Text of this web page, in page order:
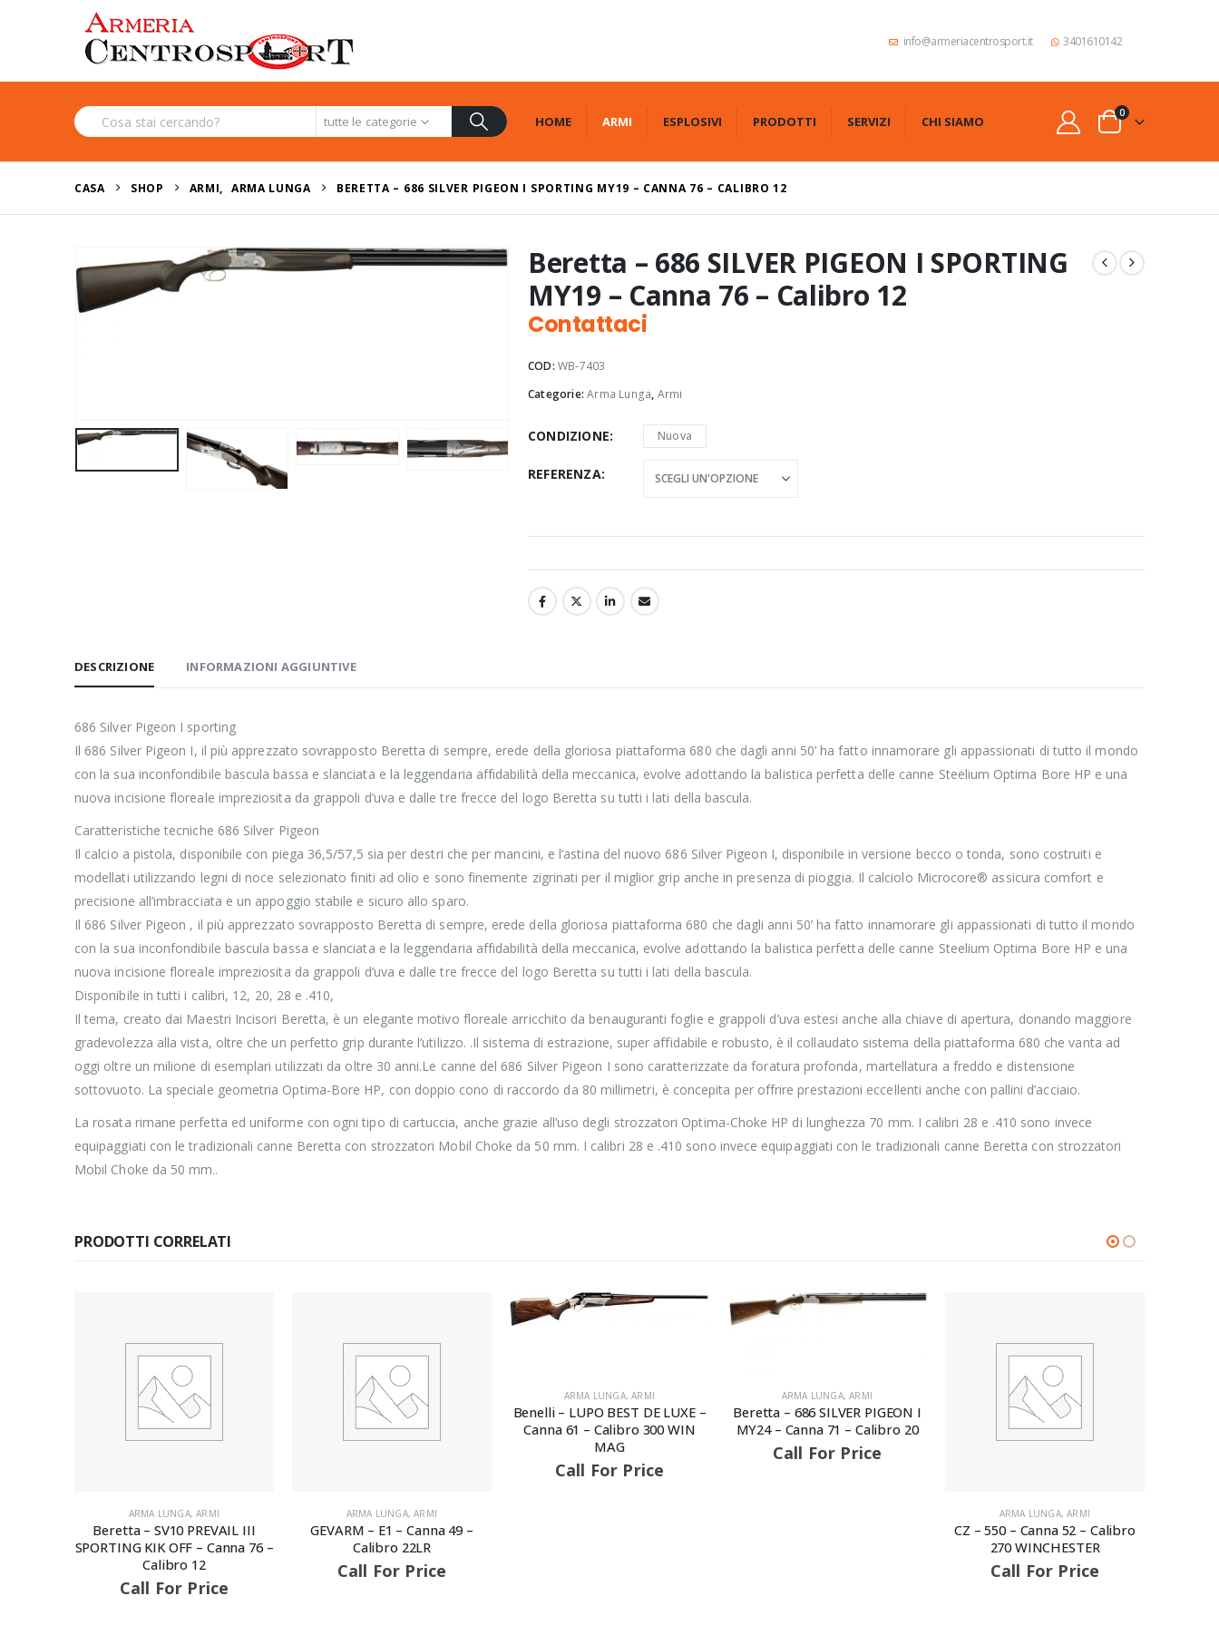
info@armeriacentrosport.it 3401610142
tutte le categorie HOME ARMI ESPLOSIVI PRODOTTI SERVIZI CHI SIAMO
0
CASA SHOP ARMI, ARMA LUNGA BERETTA – 686 SILVER PIGEON I SPORTING MY19 – CANNA 76 – CALIBRO 12
Beretta – 686 SILVER PIGEON I SPORTING
MY19 – Canna 76 – Calibro 12
Contattaci
COD: WB-7403
Categorie:Arma Lunga, Armi
CONDIZIONE Nuova
REFERENZA
DESCRIZIONE INFORMAZIONI AGGIUNTIVE
686 Silver Pigeon I sporting
Il 686 Silver Pigeon I, il più apprezzato sovrapposto Beretta di sempre, erede della gloriosa piattaforma 680 che dagli anni 50’ ha fatto innamorare gli appassionati di tutto il mondo
con la sua inconfondibile bascula bassa e slanciata e la leggendaria affidabilità della meccanica, evolve adottando la balistica perfetta delle canne Steelium Optima Bore HP e una
nuova incisione floreale impreziosita da grappoli d’uva e dalle tre frecce del logo Beretta su tutti i lati della bascula.
Caratteristiche tecniche 686 Silver Pigeon
Il calcio a pistola, disponibile con piega 36,5/57,5 sia per destri che per mancini, e l’astina del nuovo 686 Silver Pigeon I, disponibile in versione becco o tonda, sono costruiti e
modellati utilizzando legni di noce selezionato finiti ad olio e sono finemente zigrinati per il miglior grip anche in presenza di pioggia. Il calciolo Microcore® assicura comfort e
precisione all’imbracciata e un appoggio stabile e sicuro allo sparo.
Il 686 Silver Pigeon , il più apprezzato sovrapposto Beretta di sempre, erede della gloriosa piattaforma 680 che dagli anni 50’ ha fatto innamorare gli appassionati di tutto il mondo
con la sua inconfondibile bascula bassa e slanciata e la leggendaria affidabilità della meccanica, evolve adottando la balistica perfetta delle canne Steelium Optima Bore HP e una
nuova incisione floreale impreziosita da grappoli d’uva e dalle tre frecce del logo Beretta su tutti i lati della bascula.
Disponibile in tutti i calibri, 12, 20, 28 e .410,
Il tema, creato dai Maestri Incisori Beretta, è un elegante motivo floreale arricchito da benauguranti foglie e grappoli d’uva estesi anche alla chiave di apertura, donando maggiore
gradevolezza alla vista, oltre che un perfetto grip durante l’utilizzo. .Il sistema di estrazione, super affidabile e robusto, è il collaudato sistema della piattaforma 680 che vanta ad
oggi oltre un milione di esemplari utilizzati da oltre 30 anni.Le canne del 686 Silver Pigeon I sono caratterizzate da foratura profonda, martellatura a freddo e distensione
sottovuoto. La speciale geometria Optima-Bore HP, con doppio cono di raccordo da 80 millimetri, è concepita per offrire prestazioni eccellenti anche con pallini d’acciaio.
La rosata rimane perfetta ed uniforme con ogni tipo di cartuccia, anche grazie all’uso degli strozzatori Optima-Choke HP di lunghezza 70 mm. I calibri 28 e .410 sono invece
equipaggiati con le tradizionali canne Beretta con strozzatori Mobil Choke da 50 mm. I calibri 28 e .410 sono invece equipaggiati con le tradizionali canne Beretta con strozzatori
Mobil Choke da 50 mm..
PRODOTTI CORRELATI
ARMA LUNGA ,ARMI
GEVARM – E1 – Canna 49 –
Calibro 22LR
Call For Price
ARMA LUNGA,ARMI
Benelli – LUPO BEST DE LUXE –
Canna 61 – Calibro 300 WIN
MAG
ARMA LUNGA ,ARMI
Beretta – 686 SILVER PIGEON I
MY24 – Canna 71 – Calibro 20
Call For Price
ARMA LUNGA,ARMI
Beretta – 694 Black DLC
Sporting b-fast – Canna 76 –
Calibro 12
AVVISIAMO LA GENTILE CLIENTELA